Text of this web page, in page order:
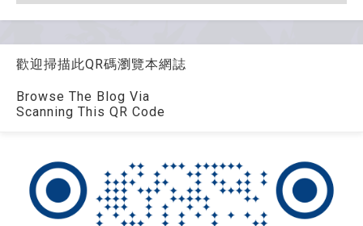
歡迎掃描此QR碼瀏覽本網誌
Browse The Blog Via
Scanning This QR Code